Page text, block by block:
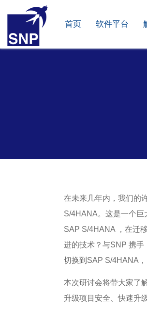
首页 软件平台
在未来几年内，我们的
S/4HANA。这是一个巨
SAP S/4HANA ，在迁
进的技术？与SNP 携
切换到SAP S/4HANA
本次研讨会将带大家了
升级项目安全、快速升